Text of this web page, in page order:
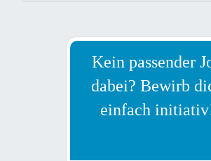
Kein passender
dabei? Bewirb
einfach